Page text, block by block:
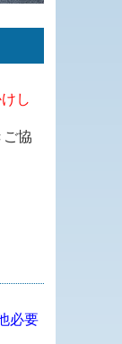
し
協
必要